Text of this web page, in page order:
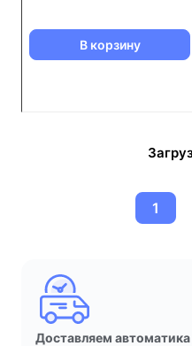
В корзину
1
Доставляем